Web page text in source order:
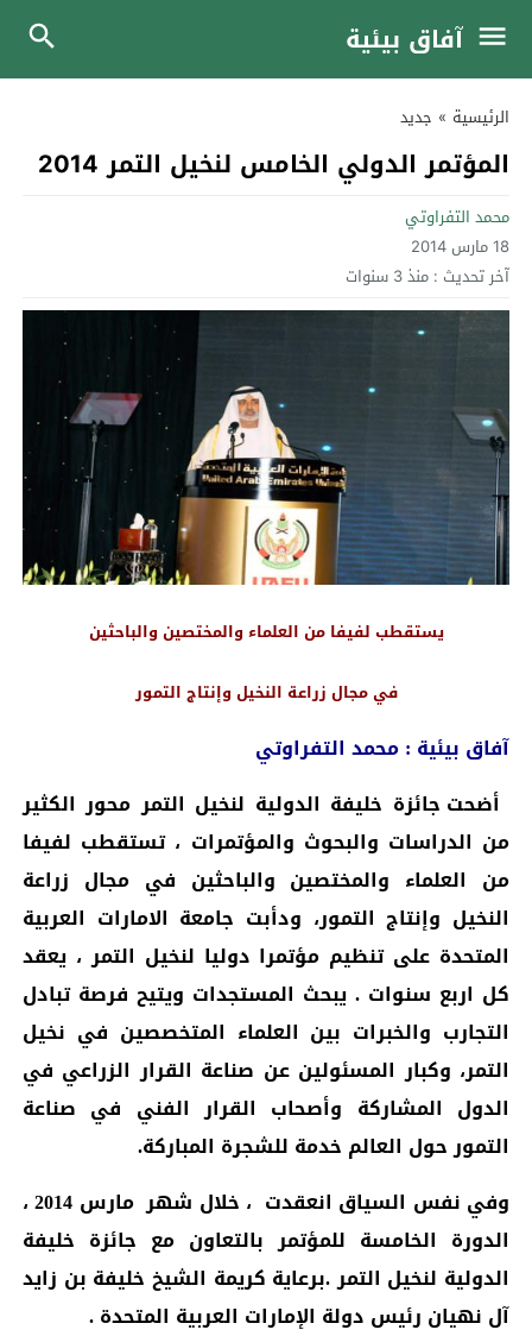
آفاق بيئية
الرئيسية » جديد
المؤتمر الدولي الخامس لنخيل التمر 2014
محمد التفراوتي
18 مارس 2014
آخر تحديث : منذ 3 سنوات
يستقطب لفيفا من العلماء والمختصين والباحثين
في مجال زراعة النخيل وإنتاج التمور
آفاق بيئية : محمد التفراوتي
أضحت جائزة خليفة الدولية لنخيل التمر محور الكثير
من الدراسات والبحوث والمؤتمرات ، تستقطب لفيفا
من العلماء والمختصين والباحثين في مجال زراعة
النخيل وإنتاج التمور، ودأبت جامعة الامارات العربية
المتحدة على تنظيم مؤتمرا دوليا لنخيل التمر ، يعقد
كل اربع سنوات . يبحث المستجدات ويتيح فرصة تبادل
التجارب والخبرات بين العلماء المتخصصين في نخيل
التمر، وكبار المسئولين عن صناعة القرار الزراعي في
الدول المشاركة وأصحاب القرار الفني في صناعة
التمور حول العالم خدمة للشجرة المباركة.
وفي نفس السياق انعقدت ، خلال شهر مارس 2014 ،
الدورة الخامسة للمؤتمر بالتعاون مع جائزة خليفة
الدولية لنخيل التمر .برعاية كريمة الشيخ خليفة بن زايد
آل نهيان رئيس دولة الإمارات العربية المتحدة .